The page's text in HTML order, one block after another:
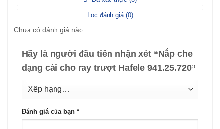
sao
Lọc đánh giá (0)
Chưa có đánh giá nào.
Hãy là người đầu tiên nhận xét “Nắp che
dạng cài cho ray trượt Hafele 941.25.720”
Đánh giá của bạn *